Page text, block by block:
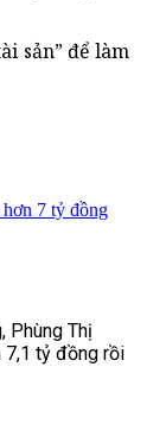
sản” để làm
7 tỷ đồng
Phùng Thị
7,1 tỷ đồng rồi